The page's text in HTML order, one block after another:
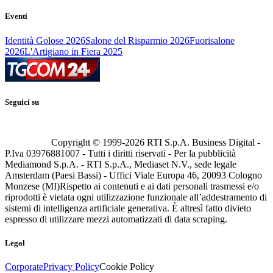
Eventi
Identità Golose 2026Salone del Risparmio 2026Fuorisalone
2026L'Artigiano in Fiera 2025
Seguici su
Copyright © 1999-2026 RTI S.p.A. Business Digital -
P.Iva 03976881007 - Tutti i diritti riservati - Per la pubblicità
Mediamond S.p.A. - RTI S.p.A., Mediaset N.V., sede legale
Amsterdam (Paesi Bassi) - Uffici Viale Europa 46, 20093 Cologno
Monzese (MI)Rispetto ai contenuti e ai dati personali trasmessi e/o
riprodotti è vietata ogni utilizzazione funzionale all’addestramento di
sistemi di intelligenza artificiale generativa. È altresì fatto divieto
espresso di utilizzare mezzi automatizzati di data scraping.
Legal
CorporatePrivacy PolicyCookie Policy